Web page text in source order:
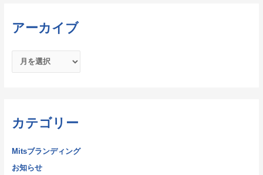
アーカイブ
カテゴリー
Mitsブランディング
お知らせ